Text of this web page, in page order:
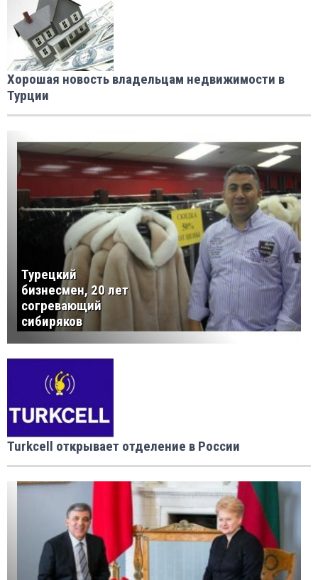
Хорошая новость владельцам недвижимости в
Турции
Турецкий
бизнесмен, 20 лет
согревающий
сибиряков
Turkcell открывает отделение в России